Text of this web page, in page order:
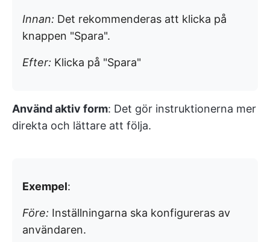
Innan: Det rekommenderas att klicka på
knappen "Spara".
Efter: Klicka på "Spara"
Använd aktiv form: Det gör instruktionerna mer
direkta och lättare att följa.
Exempel:
Före: Inställningarna ska konfigureras av
användaren.